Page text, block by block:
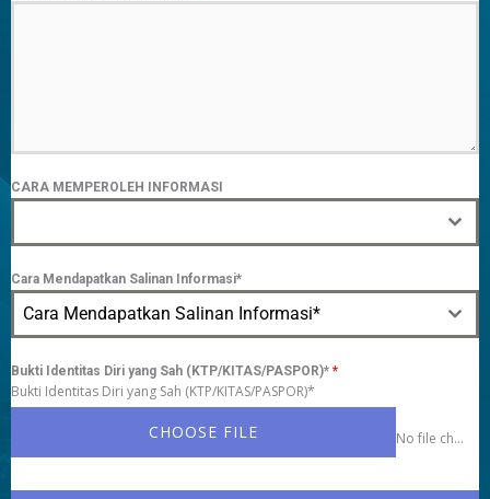
CARA MEMPEROLEH INFORMASI
Cara Mendapatkan Salinan Informasi*
Cara Mendapatkan Salinan Informasi*
Bukti Identitas Diri yang Sah (KTP/KITAS/PASPOR)* *
Bukti Identitas Diri yang Sah (KTP/KITAS/PASPOR)*
CHOOSE FILE No file chosen